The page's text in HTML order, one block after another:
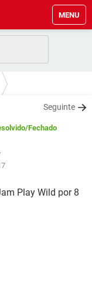
MENU
Seguinte
/Fechado
Play Wild por 8